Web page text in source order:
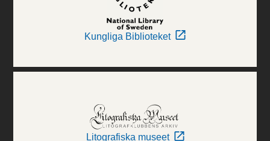
Kungliga Biblioteket
Litografiska museet